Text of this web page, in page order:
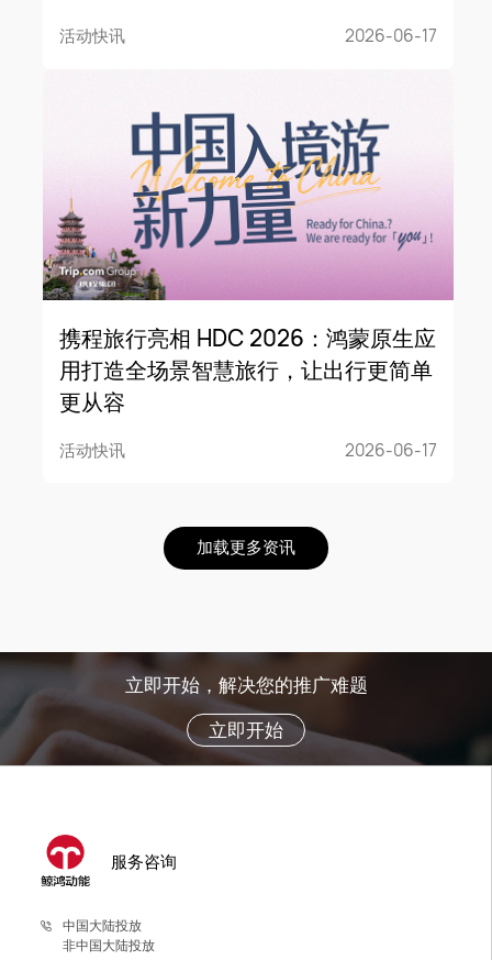
活动快讯 2026-06-17
携程旅行亮相 HDC 2026：鸿蒙原生应
用打造全场景智慧旅行，让出行更简单
更从容
活动快讯 2026-06-17
加载更多资讯
立即开始，解决您的推广难题
立即开始
服务咨询
中国大陆投放
非中国大陆投放